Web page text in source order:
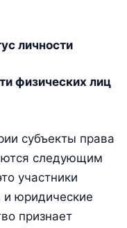
личности
физических лиц
субъекты права
следующим
участники
и юридические
признает